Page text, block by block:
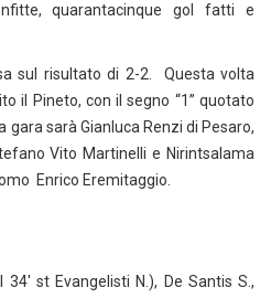
quarantacinque gol fatti e
sul risultato di 2-2. Questa volta
il Pineto, con il segno “1” quotato
sarà Gianluca Renzi di Pesaro,
Vito Martinelli e Nirintsalama
Enrico Eremitaggio.
st Evangelisti N.), De Santis S.,